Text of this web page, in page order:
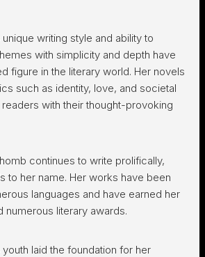
writing style and ability to
with simplicity and depth have
figure in the literary world. Her novels
such as identity, love, and societal
with their thought-provoking
continues to write prolifically,
to her name. Her works have been
languages and have earned her
numerous literary awards.
laid the foundation for her